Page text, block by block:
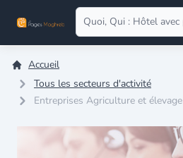
Accueil
Tous les secteurs d'activité
Entreprises Agriculture et élevage